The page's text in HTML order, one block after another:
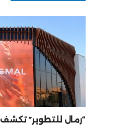
“رمال للتطوير”